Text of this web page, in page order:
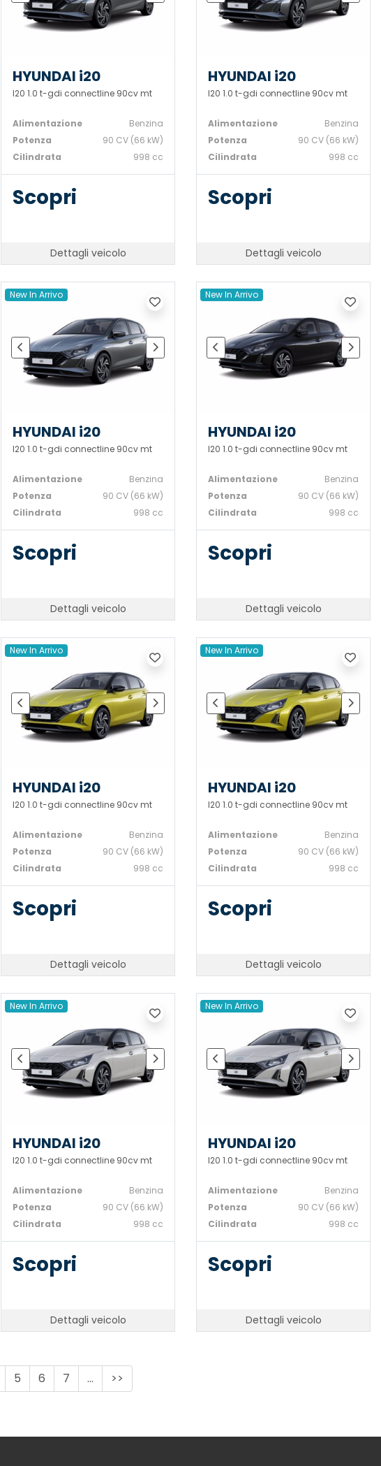
HYUNDAI i20
I20 1.0 t-gdi connectline 90cv mt
Alimentazione
Benzina
Potenza
90 CV (66 kW)
Cilindrata
998 cc
Scopri
Dettagli veicolo
HYUNDAI i20
I20 1.0 t-gdi connectline 90cv mt
Alimentazione
Benzina
Potenza
90 CV (66 kW)
Cilindrata
998 cc
Scopri
Dettagli veicolo
New In Arrivo
HYUNDAI i20
I20 1.0 t-gdi connectline 90cv mt
Alimentazione
Benzina
Potenza
90 CV (66 kW)
Cilindrata
998 cc
Scopri
Dettagli veicolo
New In Arrivo
HYUNDAI i20
I20 1.0 t-gdi connectline 90cv mt
Alimentazione
Benzina
Potenza
90 CV (66 kW)
Cilindrata
998 cc
Scopri
Dettagli veicolo
New In Arrivo
HYUNDAI i20
I20 1.0 t-gdi connectline 90cv mt
Alimentazione
Benzina
Potenza
90 CV (66 kW)
Cilindrata
998 cc
Scopri
Dettagli veicolo
New In Arrivo
HYUNDAI i20
I20 1.0 t-gdi connectline 90cv mt
Alimentazione
Benzina
Potenza
90 CV (66 kW)
Cilindrata
998 cc
Scopri
Dettagli veicolo
New In Arrivo
HYUNDAI i20
I20 1.0 t-gdi connectline 90cv mt
Alimentazione
Benzina
Potenza
90 CV (66 kW)
Cilindrata
998 cc
Scopri
Dettagli veicolo
New In Arrivo
HYUNDAI i20
I20 1.0 t-gdi connectline 90cv mt
Alimentazione
Benzina
Potenza
90 CV (66 kW)
Cilindrata
998 cc
Scopri
Dettagli veicolo
5 6 7 ... >>